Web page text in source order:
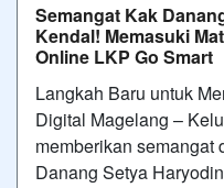
Semangat Kak
Kendal! Memasuki
Online LKP Go Smart
Langkah Baru untuk
Digital Magelang –
memberikan semangat
Danang Setya